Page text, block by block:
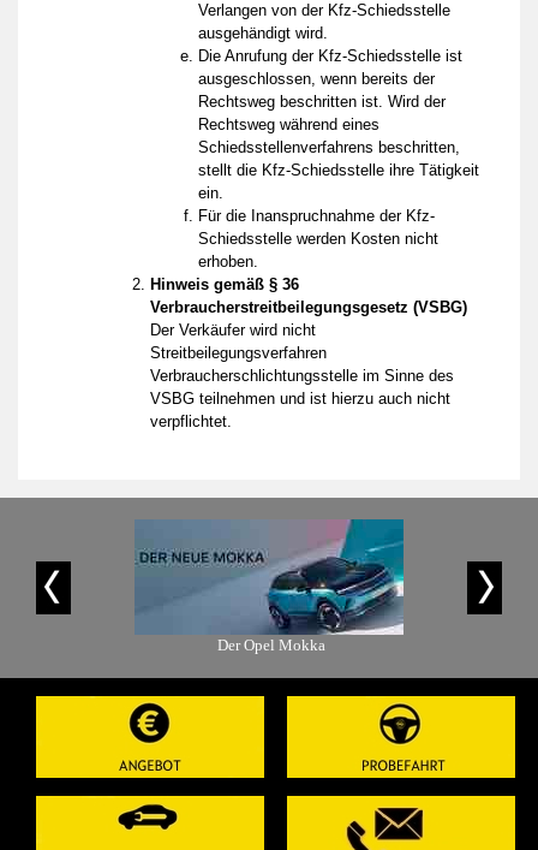
Verlangen von der Kfz-Schiedsstelle
ausgehändigt wird.
Die Anrufung der Kfz-Schiedsstelle ist
ausgeschlossen, wenn bereits der
Rechtsweg beschritten ist. Wird der
Rechtsweg während eines
Schiedsstellenverfahrens beschritten,
stellt die Kfz-Schiedsstelle ihre Tätigkeit
ein.
Für die Inanspruchnahme der Kfz-
Schiedsstelle werden Kosten nicht
erhoben.
Hinweis gemäß § 36
Verbraucherstreitbeilegungsgesetz (VSBG)
Der Verkäufer wird nicht
Streitbeilegungsverfahren
Verbraucherschlichtungsstelle im Sinne des
VSBG teilnehmen und ist hierzu auch nicht
verpflichtet.
Der Opel Mokka